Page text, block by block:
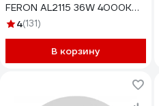
FERON AL2115 36W 4000K
белый 21078
4(131)
В корзину